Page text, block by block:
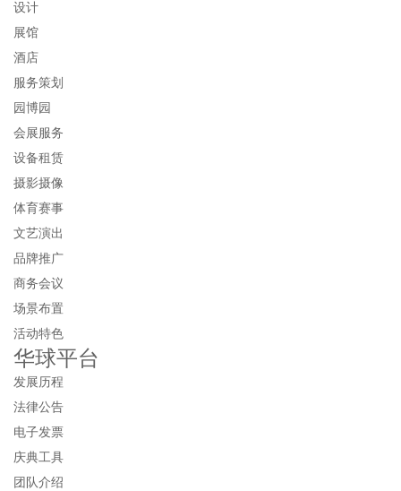
设计
展馆
酒店
服务策划
园博园
会展服务
设备租赁
摄影摄像
体育赛事
文艺演出
品牌推广
商务会议
场景布置
活动特色
华球平台
发展历程
法律公告
电子发票
庆典工具
团队介绍